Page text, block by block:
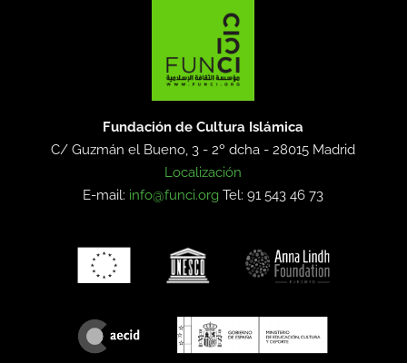
Fundación de Cultura Islámica
C/ Guzmán el Bueno, 3 - 2º dcha -28015 Madrid
Localización
E-mail: info@funci.org Tel: 91 543 46 73